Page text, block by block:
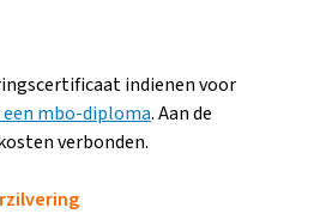
indienen voor
mbo-diploma. Aan de
verbonden.